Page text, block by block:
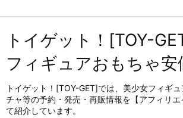
トイゲット！[TOY-
フィギュアおもちゃ安
トイゲット！[TOY-GET]では、美少女フィギ
チャ等の予約・発売・再販情報を【アフィリ
て紹介しています。